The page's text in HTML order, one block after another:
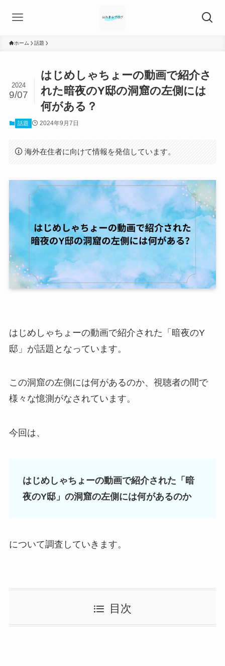
ホーム 話題
はじめしゃちょーの動画で紹介さ
れた暗夜のY邸の洞窟の左側には
何がある？
2024
9/07
話題 2024年9月7日
海外在住者に向けて情報を発信しています。
はじめしゃちょーの動画で紹介された「暗夜のY
邸」が話題となっています。
この洞窟の左側には何があるのか、視聴者の間で
様々な憶測がなされています。
今回は、
はじめしゃちょーの動画で紹介された「暗
夜のY邸」の洞窟の左側には何があるのか
について調査していきます。
目次